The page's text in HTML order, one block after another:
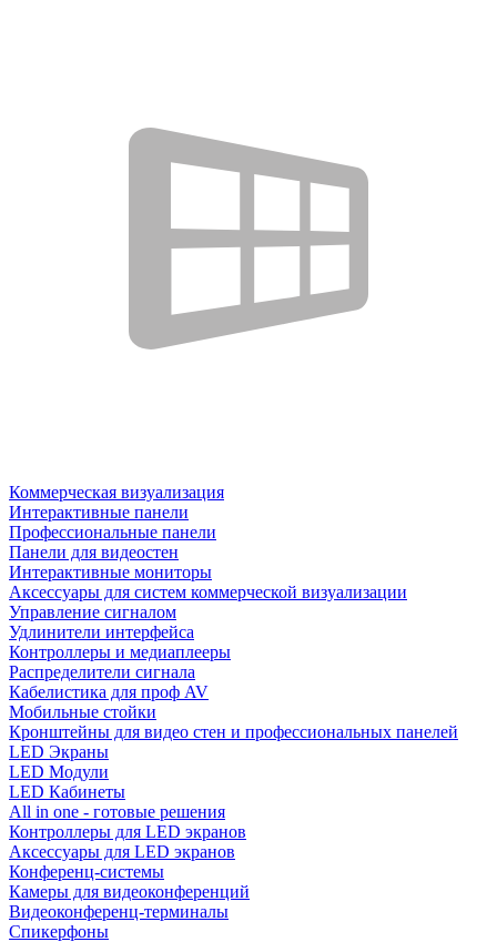
Коммерческая визуализация
Интерактивные панели
Профессиональные панели
Панели для видеостен
Интерактивные мониторы
Аксессуары для систем коммерческой визуализации
Управление сигналом
Удлинители интерфейса
Контроллеры и медиаплееры
Распределители сигнала
Кабелистика для проф AV
Мобильные стойки
Кронштейны для видео стен и профессиональных панелей
LED Экраны
LED Модули
LED Кабинеты
All in one - готовые решения
Контроллеры для LED экранов
Аксессуары для LED экранов
Конференц-системы
Камеры для видеоконференций
Видеоконференц-терминалы
Спикерфоны